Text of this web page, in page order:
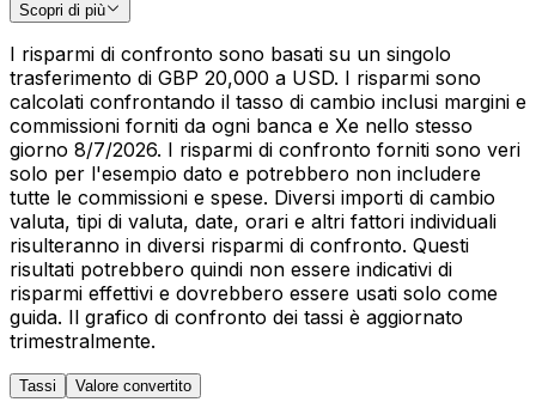
Scopri di più
I risparmi di confronto sono basati su un singolo
trasferimento di GBP 20,000 a USD. I risparmi sono
calcolati confrontando il tasso di cambio inclusi margini e
commissioni forniti da ogni banca e Xe nello stesso
giorno 8/7/2026. I risparmi di confronto forniti sono veri
solo per l'esempio dato e potrebbero non includere
tutte le commissioni e spese. Diversi importi di cambio
valuta, tipi di valuta, date, orari e altri fattori individuali
risulteranno in diversi risparmi di confronto. Questi
risultati potrebbero quindi non essere indicativi di
risparmi effettivi e dovrebbero essere usati solo come
guida. Il grafico di confronto dei tassi è aggiornato
trimestralmente.
Tassi Valore convertito